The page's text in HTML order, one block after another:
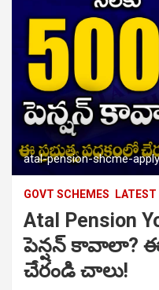
atal-pension-shcme-
GOVT SCHEMES LATEST
Atal Pension
పెన్షన్ కావాలా? ఈ
చేరండి చాలు!